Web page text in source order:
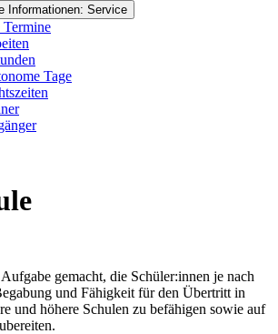
Informationen: Service
Tage
gemacht, die Schüler:innen je nach
und Fähigkeit für den Übertritt in
und höhere Schulen zu befähigen sowie auf